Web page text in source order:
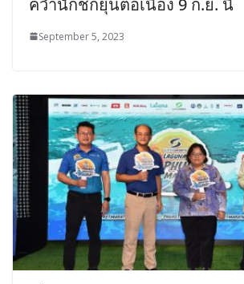
คว่ำนักชกยุ่นต่อเนื่อง 9 ก.ย. นี้
September 5, 2023